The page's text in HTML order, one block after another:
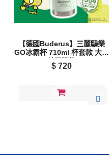
【德國Buderus】三麗鷗樂
GO冰霸杯 710ml 杯套款 大眼
蛙露營趣
$720